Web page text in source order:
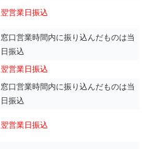
翌営業日振込
窓口営業時間内に振り込んだものは当
日振込
翌営業日振込
窓口営業時間内に振り込んだものは当
日振込
翌営業日振込